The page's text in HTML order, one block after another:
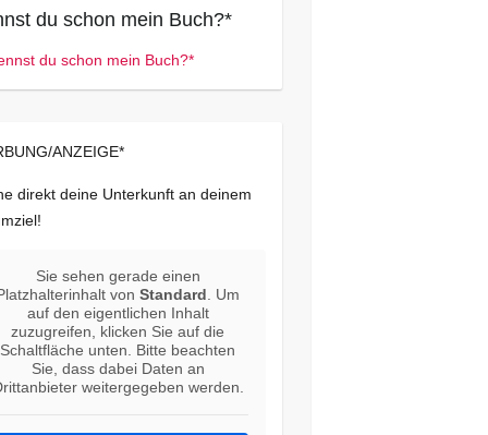
du schon mein Buch?*
ANZEIGE*
direkt deine Unterkunft an deinem
Sie sehen gerade einen
vonStandard . Um
auf den eigentlichen Inhalt
zuzugreifen, klicken Sie auf die
Schaltfläche unten. Bitte beachten
Sie, dass dabei Daten an
weitergegeben werden.